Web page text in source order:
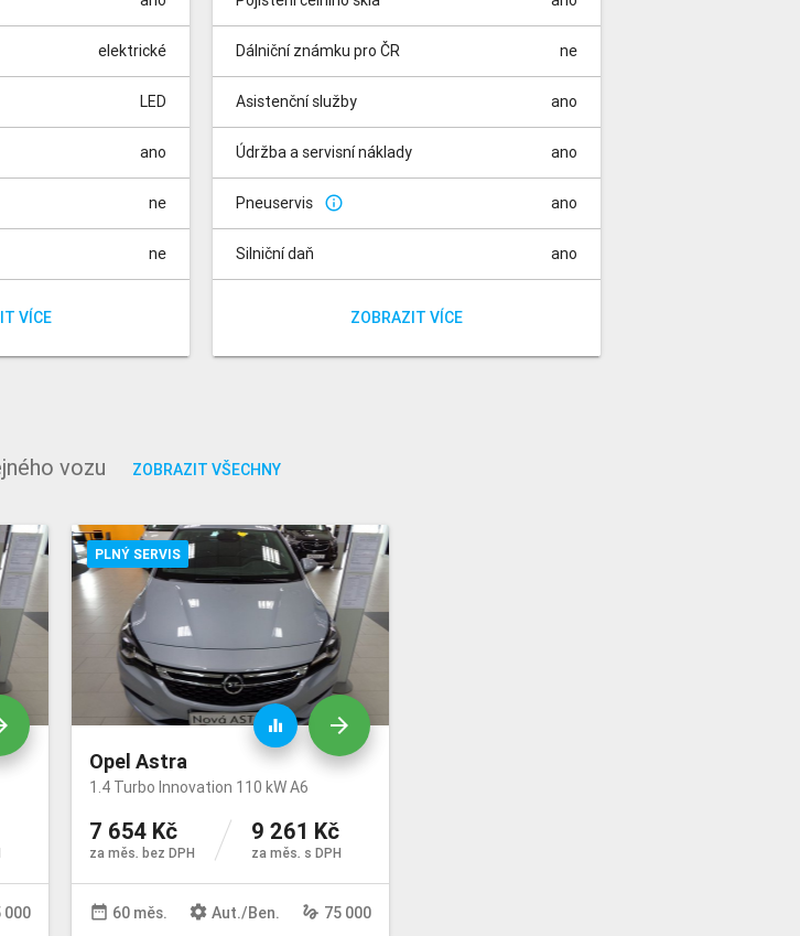
elektrické
LED
ano
ne
ne
VÍCE
Dálniční známku pro ČR ne
Asistenční služby ano
Údržba a servisní náklady ano
Pneuservis info_outline ano
Silniční daň ano
ZOBRAZIT VÍCE
vozu ZOBRAZIT VŠECHNY
000
Opel Astra
1.4 Turbo Innovation 110 kW A6
7 654 Kč
za měs. bez DPH
9 261 Kč
za měs. s DPH
date_range 60 měs. settings Aut./Ben. gesture 75 000
arrow_forward
equalizer
PLNÝ SERVIS